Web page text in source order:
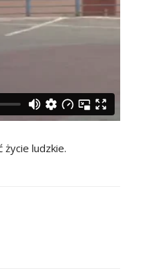
ludzkie.